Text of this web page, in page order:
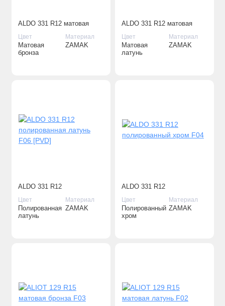
ALDO 331 R12 матовая
бронза F03
Цвет
Матовая
бронза
Материал
ZAMAK
ALDO 331 R12 матовая
латунь F02
Цвет
Матовая
латунь
Материал
ZAMAK
ALDO 331 R12
полированная латунь F06
[PVD]
Цвет
Полированная
латунь
Материал
ZAMAK
ALDO 331 R12
полированный хром F04
Цвет
Полированный
хром
Материал
ZAMAK